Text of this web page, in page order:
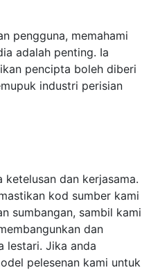
pengguna, memahami
adalah penting. Ia
pencipta boleh diberi
industri perisian
dan kerjasama.
kod sumber kami
sumbangan, sambil kami
dan
lestari. Jika anda
pelesenan kami untuk